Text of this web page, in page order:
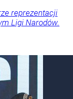
reprezentacji
Ligi Narodów.